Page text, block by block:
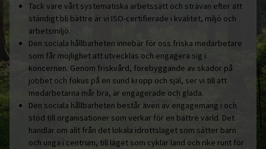
Tack vare vårt systematiska arbetssätt och strävan efter att
ständigt bli bättre är vi ISO-certifierade i kvalitet, miljö och
arbetsmiljö.
Den sociala hållbarheten innebär för oss friska medarbetare
som får möjlighet att utvecklas och engagera sig i
koncernen. Genom friskvård, förebyggande av skador på
jobbet och fokus på en sund kropp och själ, ser vi till att
medarbetarna mår bra, är engagerade och glada.
Den sociala hållbarheten består även av engagemang i och
stöd till organisationer som verkar för en bättre värld. Det
handlar om allt från det lokala idrottslaget som sätter barn
och unga i centrum, till laget som cyklar land och rike runt för